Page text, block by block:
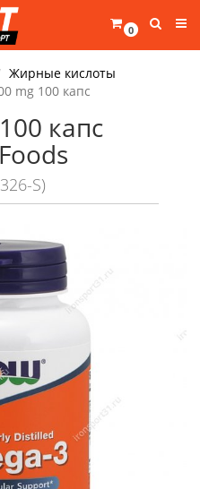
0
Жирные кислоты
mg 100 капс
капс
S)